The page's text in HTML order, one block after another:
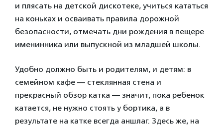
и плясать на детской дискотеке, учиться кататься
на коньках и осваивать правила дорожной
безопасности, отмечать дни рождения в пещере
именинника или выпускной из младшей школы.
Удобно должно быть и родителям, и детям: в
семейном кафе — стеклянная стена и
прекрасный обзор катка — значит, пока ребенок
катается, не нужно стоять у бортика, а в
результате на катке всегда аншлаг. Здесь же, на